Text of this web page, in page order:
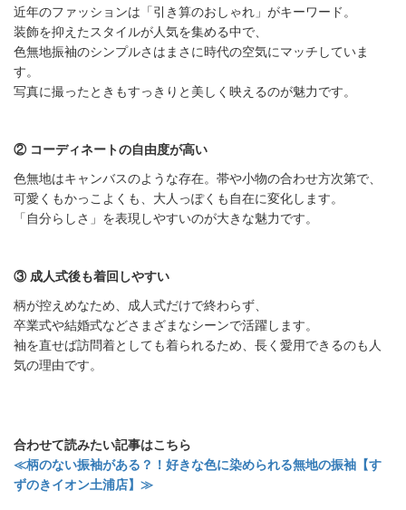
近年のファッションは「引き算のおしゃれ」がキーワード。
装飾を抑えたスタイルが人気を集める中で、
色無地振袖のシンプルさはまさに時代の空気にマッチしていま
す。
写真に撮ったときもすっきりと美しく映えるのが魅力です。
② コーディネートの自由度が高い
色無地はキャンバスのような存在。帯や小物の合わせ方次第で、
可愛くもかっこよくも、大人っぽくも自在に変化します。
「自分らしさ」を表現しやすいのが大きな魅力です。
③ 成人式後も着回しやすい
柄が控えめなため、成人式だけで終わらず、
卒業式や結婚式などさまざまなシーンで活躍します。
袖を直せば訪問着としても着られるため、長く愛用できるのも人
気の理由です。
合わせて読みたい記事はこちら
≪柄のない振袖がある？！好きな色に染められる無地の振袖【す
ずのきイオン土浦店】≫